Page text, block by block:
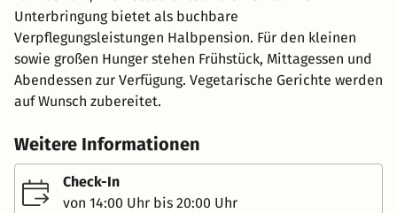
Unterbringung bietet als buchbare
Verpflegungsleistungen Halbpension. Für den kleinen
sowie großen Hunger stehen Frühstück, Mittagessen und
Abendessen zur Verfügung. Vegetarische Gerichte werden
auf Wunsch zubereitet.
Weitere Informationen
Check-In
von 14:00 Uhr bis 20:00 Uhr